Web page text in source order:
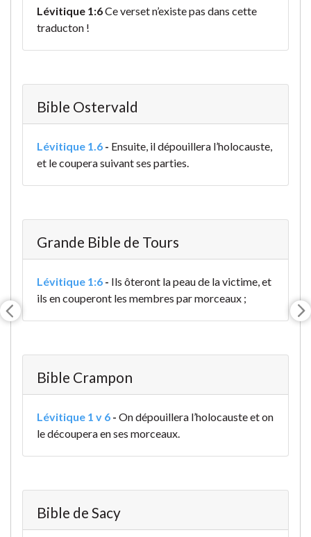
Lévitique 1:6Ce verset n’existe pas dans cette
traducton !
Bible Ostervald
Lévitique 1.6 - Ensuite, il dépouillera l’holocauste,
et le coupera suivant ses parties.
Grande Bible de Tours
Lévitique 1:6 - Ils ôteront la peau de la victime, et
ils en couperont les membres par morceaux ;
Bible Crampon
Lévitique 1 v 6 - On dépouillera l’holocauste et on
le découpera en ses morceaux.
Bible de Sacy